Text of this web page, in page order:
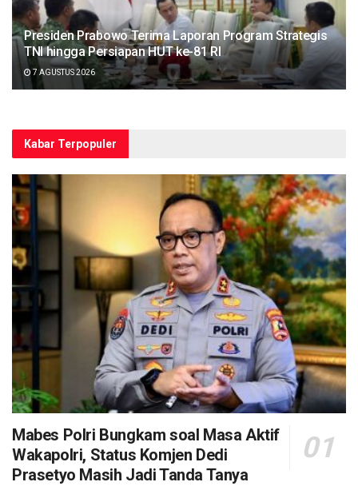
Presiden Prabowo Terima Laporan Program Strategis
TNI hingga Persiapan HUT ke-81 RI
7 AGUSTUS 2026
Kabar Terpopuler
Mabes Polri Bungkam soal Masa Aktif
Wakapolri, Status Komjen Dedi
Prasetyo Masih Jadi Tanda Tanya